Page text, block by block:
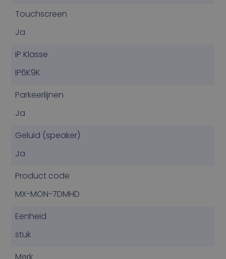
Touchscreen
Ja
IP Klasse
IP6K9K
Parkeerlijnen
Ja
Geluid (speaker)
Ja
Product code
MX-MON-7DMHD
Eenheid
stuk